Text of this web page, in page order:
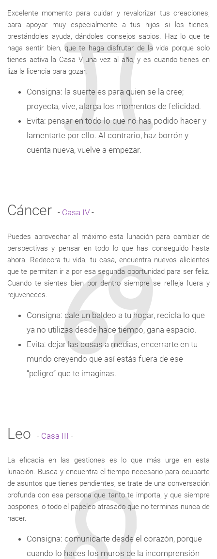
Excelente momento para cuidar y revalorizar tus creaciones,
para apoyar muy especialmente a tus hijos si los tienes,
prestándoles ayuda, dándoles consejos sabios. Haz lo que te
haga sentir bien, que te haga disfrutar de la vida porque solo
tienes activa la Casa V una vez al año, y es cuando tienes en
liza la licencia para gozar.
Consigna: la suerte es para quien se la cree;
proyecta, vive, alarga los momentos de felicidad.
Evita: pensar en todo lo que no has podido hacer y
lamentarte por ello. Al contrario, haz borrón y
cuenta nueva, vuelve a empezar.
Cáncer - Casa IV -
Puedes aprovechar al máximo esta lunación para cambiar de
perspectivas y pensar en todo lo que has conseguido hasta
ahora. Redecora tu vida, tu casa, encuentra nuevos alicientes
que te permitan ir a por esa segunda oportunidad para ser feliz.
Cuando te sientes bien por dentro siempre se refleja fuera y
rejuveneces.
Consigna: dale un baldeo a tu hogar, recicla lo que
ya no utilizas desde hace tiempo, gana espacio.
Evita: dejar las cosas a medias, encerrarte en tu
mundo creyendo que así estás fuera de ese
“peligro” que te imaginas.
Leo - Casa III -
La eficacia en las gestiones es lo que más urge en esta
lunación. Busca y encuentra el tiempo necesario para ocuparte
de asuntos que tienes pendientes, se trate de una conversación
profunda con esa persona que tanto te importa, y que siempre
pospones, o todo el papeleo atrasado que no terminas nunca de
hacer.
Consigna: comunicarte desde el corazón, porque
cuando lo haces los muros de la incomprensión